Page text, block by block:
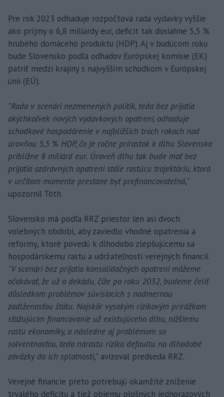
Pre rok 2023 odhaduje rozpočtová rada výdavky vyššie
ako príjmy o 6,8 miliardy eur, deficit tak dosiahne 5,5 %
hrubého domáceho produktu (HDP). Aj v budúcom roku
bude Slovensko podľa odhadov Európskej komisie (EK)
patriť medzi krajiny s najvyšším schodkom v Európskej
únii (EÚ).
"Rada v scenári nezmenených politík, teda bez prijatia
akýchkoľvek nových výdavkových opatrení, odhaduje
schodkové hospodárenie v najbližších troch rokoch nad
úrovňou 5,5 % HDP, čo je ročne prírastok k dlhu Slovenska
približne 8 miliárd eur. Úroveň dlhu tak bude mať bez
prijatia ozdravných opatrení stále rastúcu trajektóriu, ktorá
v určitom momente prestane byť prefinancovateľná,"
upozornil Tóth.
Slovensko má podľa RRZ priestor len asi dvoch
volebných období, aby zaviedlo vhodné opatrenia a
reformy, ktoré povedú k dlhodobo zlepšujúcemu sa
hospodárskemu rastu a udržateľnosti verejných financií.
"V scenári bez prijatia konsolidačných opatrení môžeme
očakávať, že už o dekádu, čiže po roku 2032, budeme čeliť
dôsledkom problémov súvisiacich s nadmernou
zadlženosťou štátu. Najskôr vysokým rizikovým prirážkam
sťažujúcim financovanie už existujúceho dlhu, nižšiemu
rastu ekonomiky, a následne aj problémom so
solventnosťou, teda nárastu rizika defaultu na dlhodobé
záväzky do ich splatnosti," avizoval predseda RRZ.
Verejné financie preto potrebujú okamžité zníženie
trvalého deficitu a tiež objemu plošných jednorazových